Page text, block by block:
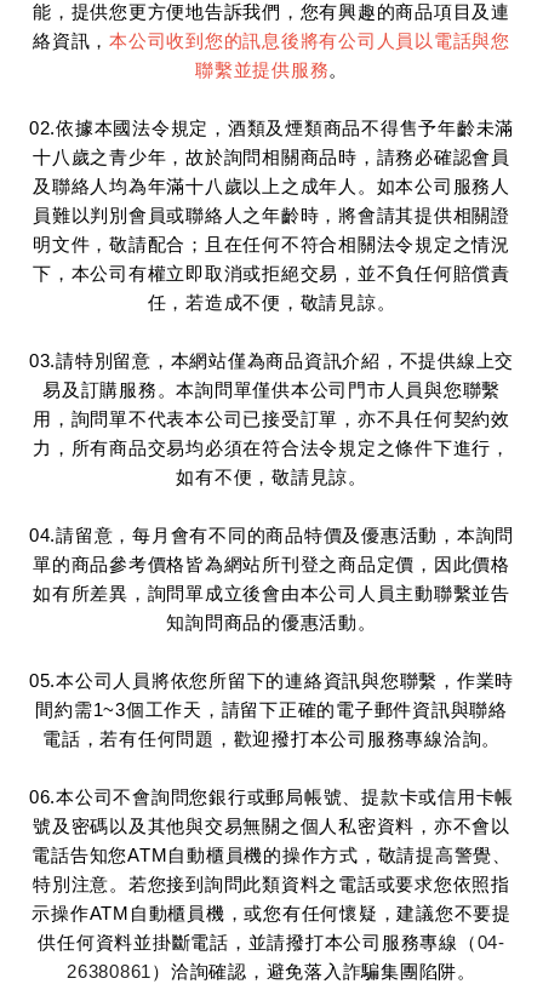
能，提供您更方便地告訴我們，您有興趣的商品項目及連
絡資訊，本公司收到您的訊息後將有公司人員以電話與您
聯繫並提供服務。
02.依據本國法令規定，酒類及煙類商品不得售予年齡未滿
十八歲之青少年，故於詢問相關商品時，請務必確認會員
及聯絡人均為年滿十八歲以上之成年人。如本公司服務人
員難以判別會員或聯絡人之年齡時，將會請其提供相關證
明文件，敬請配合；且在任何不符合相關法令規定之情況
下，本公司有權立即取消或拒絕交易，並不負任何賠償責
任，若造成不便，敬請見諒。
03.請特別留意，本網站僅為商品資訊介紹，不提供線上交
易及訂購服務。本詢問單僅供本公司門市人員與您聯繫
用，詢問單不代表本公司已接受訂單，亦不具任何契約效
力，所有商品交易均必須在符合法令規定之條件下進行，
如有不便，敬請見諒。
04.請留意，每月會有不同的商品特價及優惠活動，本詢問
單的商品參考價格皆為網站所刊登之商品定價，因此價格
如有所差異，詢問單成立後會由本公司人員主動聯繫並告
知詢問商品的優惠活動。
05.本公司人員將依您所留下的連絡資訊與您聯繫，作業時
間約需1~3個工作天，請留下正確的電子郵件資訊與聯絡
電話，若有任何問題，歡迎撥打本公司服務專線洽詢。
06.本公司不會詢問您銀行或郵局帳號、提款卡或信用卡帳
號及密碼以及其他與交易無關之個人私密資料，亦不會以
電話告知您ATM自動櫃員機的操作方式，敬請提高警覺、
特別注意。若您接到詢問此類資料之電話或要求您依照指
示操作ATM自動櫃員機，或您有任何懷疑，建議您不要提
供任何資料並掛斷電話，並請撥打本公司服務專線（04-
26380861 ）洽詢確認，避免落入詐騙集團陷阱。